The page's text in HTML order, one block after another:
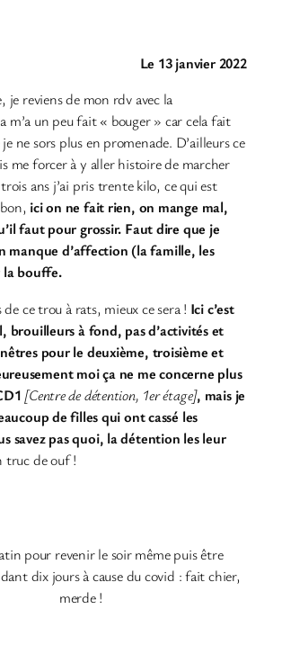
Le 13 janvier 2022
je reviens de mon rdv avec la
m’a un peu fait « bouger » car cela fait
ne sors plus en promenade. D’ailleurs ce
me forcer à y aller histoire de marcher
ans j’ai pris trente kilo, ce qui est
ici on ne fait rien, on mange mal,
faut pour grossir. Faut dire que je
manque d’affection (la famille, les
la bouffe.
de ce trou à rats, mieux ce sera ! Ici c’est
brouilleurs à fond, pas d’activités et
pour le deuxième, troisième et
moi ça ne me concerne plus
[Centre de détention, 1er étage], mais je
de filles qui ont cassé les
savez pas quoi, la détention les leur
truc de ouf !
pour revenir le soir même puis être
dix jours à cause du covid : fait chier,
merde !